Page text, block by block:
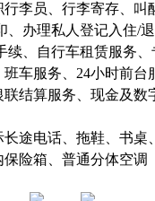
李员、行李寄存、叫
、办理私人登记入住/
续、自行车租赁服务
车服务、24小时前台
结算服务、现金及数
途电话、拖鞋、书桌
险箱、普通分体空调